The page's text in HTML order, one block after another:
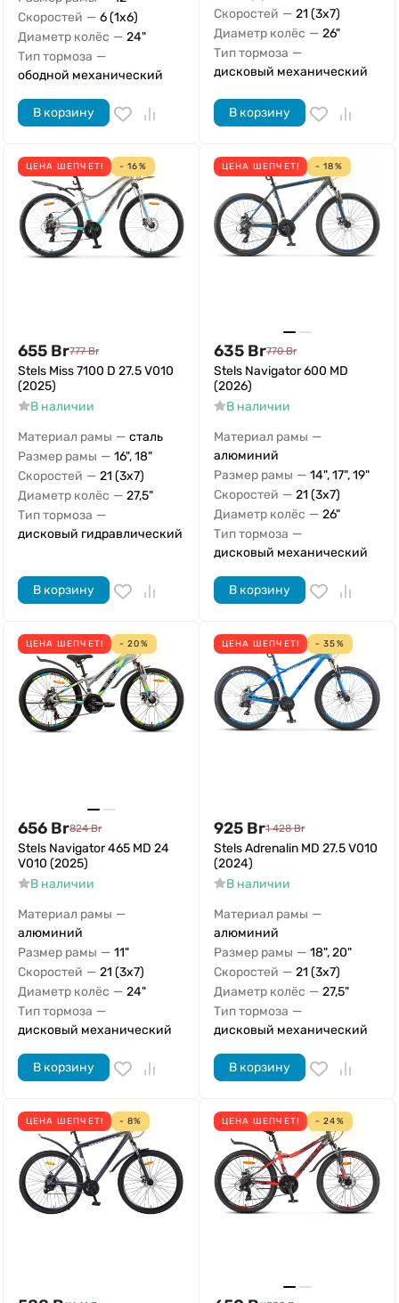
Скоростей — 6 (1x6)
Диаметр колёс — 24"
Тип тормоза —
ободной механический
В корзину
Скоростей — 21 (3x7)
Диаметр колёс — 26"
Тип тормоза —
дисковый механический
В корзину
ЦЕНА ШЕПЧЕТ! - 16%
655 Br777 Br
Stels Miss 7100 D 27.5 V010
(2025)
В наличии
Материал рамы — сталь
Размер рамы — 16", 18"
Скоростей — 21 (3x7)
Диаметр колёс — 27,5"
Тип тормоза —
дисковый гидравлический
В корзину
ЦЕНА ШЕПЧЕТ! - 18%
635 Br770 Br
Stels Navigator 600 MD
(2026)
В наличии
Материал рамы —
алюминий
Размер рамы — 14", 17", 19"
Скоростей — 21 (3x7)
Диаметр колёс — 26"
Тип тормоза —
дисковый механический
В корзину
ЦЕНА ШЕПЧЕТ! - 20%
656 Br824 Br
Stels Navigator 465 MD 24
V010 (2025)
В наличии
Материал рамы —
алюминий
Размер рамы — 11"
Скоростей — 21 (3x7)
Диаметр колёс — 24"
Тип тормоза —
дисковый механический
В корзину
ЦЕНА ШЕПЧЕТ! - 35%
925 Br1 428 Br
Stels Adrenalin MD 27.5 V010
(2024)
В наличии
Материал рамы —
алюминий
Размер рамы — 18", 20"
Скоростей — 21 (3x7)
Диаметр колёс — 27,5"
Тип тормоза —
дисковый механический
В корзину
ЦЕНА ШЕПЧЕТ! - 8% ЦЕНА ШЕПЧЕТ! - 24%